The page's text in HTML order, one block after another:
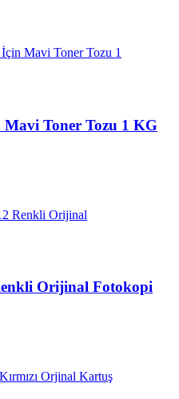
Mavi Toner Tozu 1 KG
Orijinal Fotokopi